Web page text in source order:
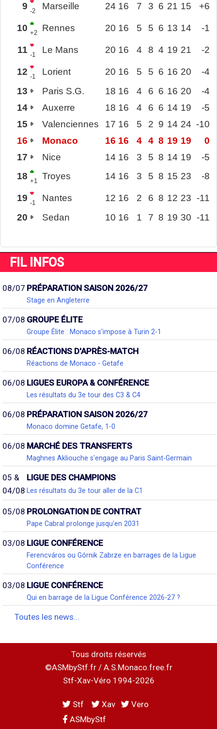
9 -2 Marseille 24 16 7 3 6 21 15 +6
10 +2 Rennes 20 16 5 5 6 13 14 -1
11 -1 Le Mans 20 16 4 8 4 19 21 -2
12 -1 Lorient 20 16 5 5 6 16 20
-4
13
Paris S.G. 18 16 4 6 6 16 20
-4
14
Auxerre 18 16 4 6 6 14 19
-5
15
Valenciennes 17 16 5 2 9 14 24 -10
16
Monaco 16 16 4 4 8 19 19
0
17
Nice 14 16 3 5 8 14 19
-5
18 +1 Troyes 14 16 3 5 8 15 23 -8
19 -1 Nantes 12 16 2 6 8 12 23 -11
20
Sedan 10 16 1 7 8 19 30 -11
FIL INFOS
08/07 PRÉPARATION SAISON 2026/27
Stage en Angleterre
07/08 GROUPE ÉLITE
Groupe Élite : Monaco s'impose à Turin 2-1
06/08 RÉACTIONS D'APRÈS-MATCH
Réactions de Monaco - Getafe
06/08 LIGUES EUROPA & CONFÉRENCE
Les résultats du 3e tour des C3 & C4
06/08 PRÉPARATION SAISON 2026/27
Monaco domine Getafe, 1-0
06/08 MARCHÉ DES TRANSFERTS
Maghnes Akliouche s'engage au Paris Saint-Germain
05 &
04/08
LIGUE DES CHAMPIONS
Les résultats du 3e tour aller de la C1
05/08 PROLONGATION DE CONTRAT
Pape Cabral prolonge jusqu'en 2031
03/08 LIGUE CONFÉRENCE
Ferencváros ou Górnik Zabrze en barrages de la Ligue
Conférence
03/08 LIGUE CONFÉRENCE
Qui en barrage de la Ligue Conférence 2026-27 ?
Toutes les news...
Tous droits réservés
©ASMbyStf.fr / A.S.Monaco.free.fr
Stf-Xav-Véro 1994-2026
Stf Xav
Vero
ASMbyStf